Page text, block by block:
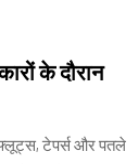
के दौरान
फ्लूट्स, टेपर्स और पतले